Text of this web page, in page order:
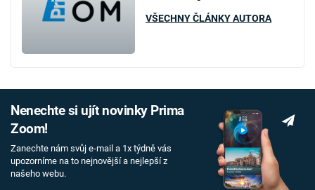
VŠECHNY ČLÁNKY AUTORA
Nenechte si ujít novinky Prima
Zoom!
Zanechte nám svůj e-mail a 1x týdně vás
upozorníme na to nejnovější a nejlepší z
našeho webu.